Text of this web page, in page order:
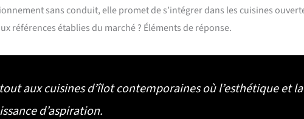
sans conduit, elle promet de s’intégrer dans les cuisines
références établies du marché ? Éléments de réponse.
aux cuisines d’îlot contemporaines où l’esthétique et la
d’aspiration.